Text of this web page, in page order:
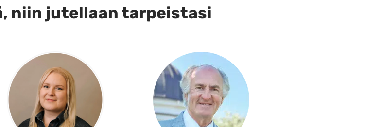
niin jutellaan tarpeistasi